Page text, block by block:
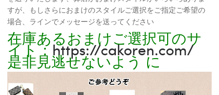
すが、もしさらにおまけのスタイルご選択をご指定ご希望の
場合、ラインでメッセージを送ってください
在庫あるおまけご選択可のサ
イト：https://cakoren.com/
是非見逃せないよう に